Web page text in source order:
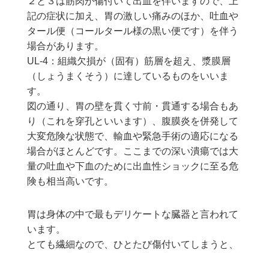
記の症状に加え、胃の激しい痛みのほか、吐血や
タール便（コールタール様の黒い便です）を伴う
場合があります。
UL-4：組織欠損が（固有）筋層を超え、漿膜層
（しょうまくそう）に達しているものをいいま
す。
図の通り、胃の壁を貫く寸前・貫通する場合もあ
り（これを穿孔といいます）、腹膜炎を併発して
大変危険な状態で、輸血や緊急手術の適応になる
場合がほとんどです。ここまでの深い潰瘍では大
量の吐血や下血のために出血性ショックに至る危
険も相当高いです。
胃は身体の中で最もデリケートな臓器と言われて
います。
とても繊細なので、ひとたび傷付いてしまうと、